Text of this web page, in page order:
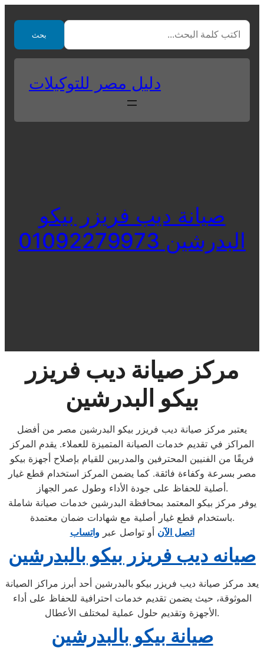
contentبحث
دليل مصر للتوكيلات
صيانة ديب فريزر بيكو
البدرشين 01092279973
مركز صيانة ديب فريزر
بيكو البدرشين
يعتبر مركز صيانة ديب فريزر بيكو البدرشين مصر من أفضل
المراكز في تقديم خدمات الصيانة المتميزة للعملاء. يقدم المركز
فريقًا من الفنيين المحترفين والمدربين للقيام بإصلاح أجهزة بيكو
مصر بسرعة وكفاءة فائقة. كما يضمن المركز استخدام قطع غيار
أصلية للحفاظ على جودة الأداء وطول عمر الجهاز.
يوفر مركز بيكو المعتمد بمحافظة البدرشين خدمات صيانة شاملة
باستخدام قطع غيار أصلية مع شهادات ضمان معتمدة.
اتصل الآن أو تواصل عبرواتساب
صيانه ديب فريزر بيكو بالبدرشين
يعد مركز صيانة ديب فريزر بيكو بالبدرشين أحد أبرز مراكز الصيانة
الموثوقة، حيث يضمن تقديم خدمات احترافية للحفاظ على أداء
الأجهزة وتقديم حلول عملية لمختلف الأعطال.
صيانة بيكو بالبدرشين